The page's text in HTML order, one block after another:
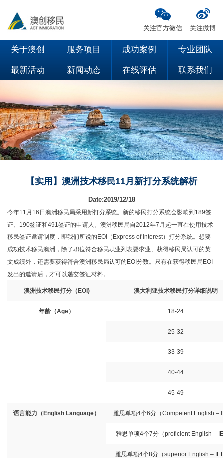
关注官方微信 关注微博
关于澳创 服务项目 成功案例 专业团队
最新活动 新闻动态 在线评估 联系我们
【实用】澳洲技术移民11月新打分系统解析
Date:2019/12/18
今年11月16日澳洲移民局采用新打分系统。新的移民打分系统会影响到189签
证、190签证和491签证的申请人。澳洲移民局自2012年7月起一直在使用技术
移民签证邀请制度，即我们所说的EOI（Express of Interest）打分系统。想要
成功技术移民澳洲，除了职位符合移民职业列表要求业、获得移民局认可的英
文成绩外，还需要获得符合澳洲移民局认可的EOI分数。只有在获得移民局EOI
发出的邀请后，才可以递交签证材料。
澳洲技术移民打分（ EOI) 澳大利亚技术移民打分详细说明
年龄（Age） 18-24
25-32
33-39
40-44
45-49
语言能力（ English Language） 雅思单项4个6分（Competent English –
雅思单项4个7分（proficient English –
雅思单项4个8分（superior English –